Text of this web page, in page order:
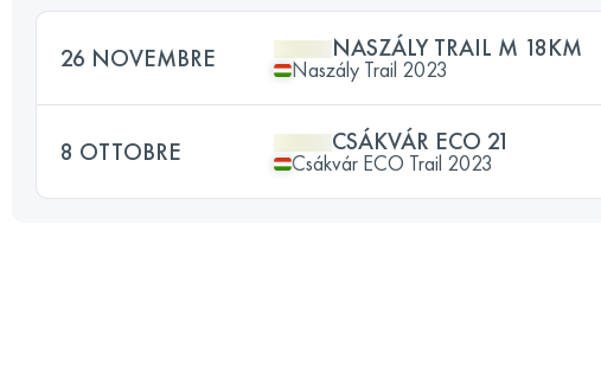
26 NOVEMBRE NASZÁLY TRAIL M 18KM
Naszály Trail 2023
8 OTTOBRE CSÁKVÁR ECO 21
Csákvár ECO Trail 2023